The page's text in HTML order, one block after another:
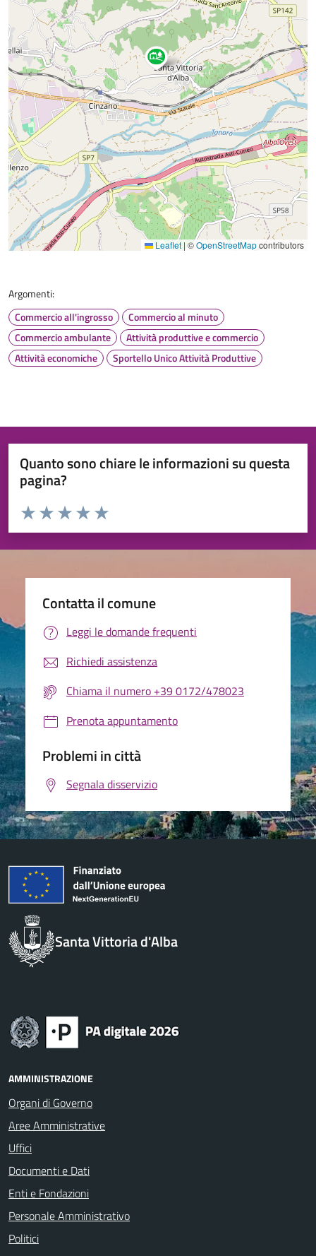
Leaflet | ©OpenStreetMapcontributors
Argomenti:
Commercio all'ingrosso
Commercio al minuto
Commercio ambulante
Attività produttive e commercio
Attività economiche
Sportello Unico Attività Produttive
Quanto sono chiare le informazioni su questa
pagina?
Valuta da 1 a 5 stelle la pagina
Valuta 5 stelle su 5
Valuta 4 stelle su 5
Valuta 3 stelle su 5
Valuta 2 stelle su 5
Valuta 1 stelle su 5
Contatta il comune
Leggi le domande frequenti
Richiedi assistenza
Chiama il numero +39 0172/478023
Prenota appuntamento
Problemi in città
Segnala disservizio
Santa Vittoria d'Alba
AMMINISTRAZIONE
Organi di Governo
Aree Amministrative
Uffici
Documenti e Dati
Enti e Fondazioni
Personale Amministrativo
Politici